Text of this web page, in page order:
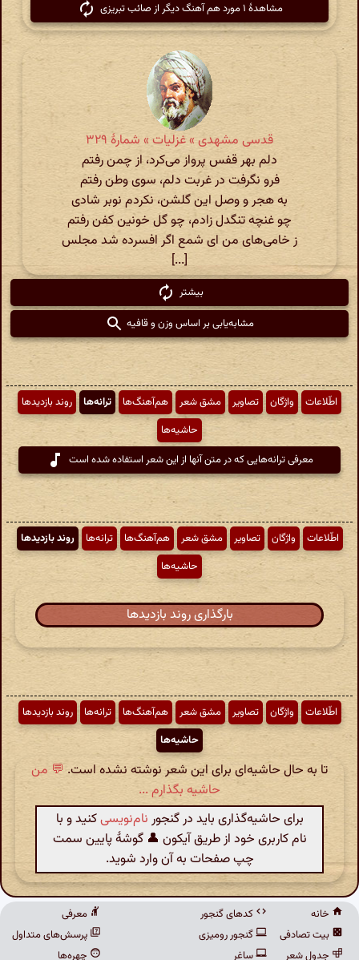
مشاهدهٔ ۱ مورد هم آهنگ دیگر از صائب تبریزی
قدسی مشهدی » غزلیات » شمارهٔ ۳۲۹
دلم بهر قفس پرواز می‌کرد، از چمن رفتم
فرو نگرفت در غربت دلم، سوی وطن رفتم
به هجر و وصل این گلشن، نکردم نوبر شادی
چو غنچه تنگدل زادم، چو گل خونین کفن رفتم
ز خامی‌های من ای شمع اگر افسرده شد مجلس
[...]
بیشتر
مشابه‌یابی بر اساس وزن و قافیه
اطّلاعات واژگان تصاویر مشق شعر هم‌آهنگ‌ها ترانه‌ها
روند بازدیدها
حاشیه‌ها
معرفی ترانه‌هایی که در متن آنها از این شعر استفاده شده است
اطّلاعات واژگان تصاویر مشق شعر هم‌آهنگ‌ها ترانه‌ها
روند بازدیدها
حاشیه‌ها
بارگذاری روند بازدیدها
اطّلاعات واژگان تصاویر مشق شعر هم‌آهنگ‌ها ترانه‌ها
روند بازدیدها
حاشیه‌ها
تا به حال حاشیه‌ای برای این شعر نوشته نشده است. 💬 من
حاشیه بگذارم ...
برای حاشیه‌گذاری باید در گنجور نام‌نویسیکنید و با
نام کاربری خود از طریق آیکون 👤 گوشهٔ پایین سمت
چپ صفحات به آن وارد شوید.
خانه
بیت تصادفی
جدول شعر
کدهای گنجور
گنجور رومیزی
ساغر
معرفی
پرسش‌های متداول
چهره‌ها